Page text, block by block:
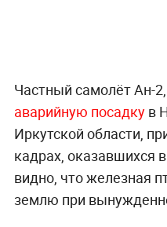
Частный самолёт Ан-
аварийную посадкув
Иркутской области,
кадрах, оказавшихся
видно, что железная
землю при